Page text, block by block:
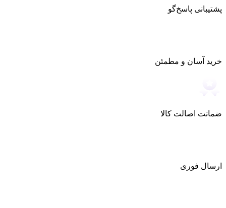
پشتیبانی پاسخ‌گو
خرید آسان و مطمئن
ضمانت اصالت کالا
ارسال فوری